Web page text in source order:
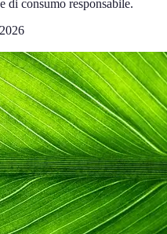
di consumo responsabile.